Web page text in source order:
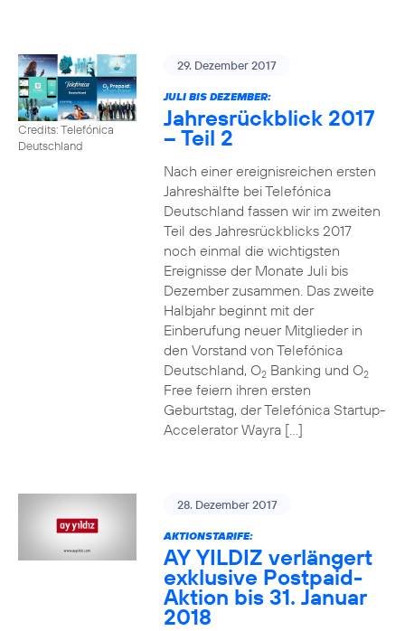
Credits: Telefónica
Deutschland
29. Dezember 2017
JULI BIS DEZEMBER:
Jahresrückblick 2017
– Teil 2
Nach einer ereignisreichen ersten
Jahreshälfte bei Telefónica
Deutschland fassen wir im zweiten
Teil des Jahresrückblicks 2017
noch einmal die wichtigsten
Ereignisse der Monate Juli bis
Dezember zusammen. Das zweite
Halbjahr beginnt mit der
Einberufung neuer Mitglieder in
den Vorstand von Telefónica
Deutschland, O2Banking und O2
Free feiern ihren ersten
Geburtstag, der Telefónica Startup-
Accelerator Wayra […]
28. Dezember 2017
AKTIONSTARIFE:
AY YILDIZ verlängert
exklusive Postpaid-
Aktion bis 31. Januar
2018